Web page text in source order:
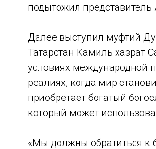
подытожил
Далее выступил муфтий
Татарстан Камиль хазрат
условиях международной
реалиях, когда мир
приобретает богатый
который может
«Мы должны обратиться к